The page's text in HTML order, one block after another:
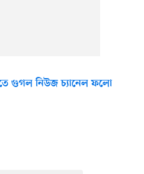
গুগল নিউজ চ্যানেল ফলো